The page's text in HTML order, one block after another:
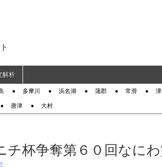
解析
多摩川 浜名湖 蒲郡 常滑 津
唐津 大村
杯争奪第６０回なに